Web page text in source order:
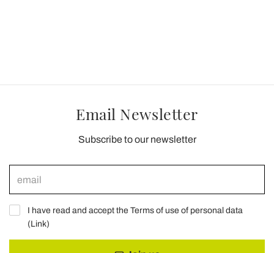
Email Newsletter
Subscribe to our newsletter
I have read and accept the Terms of use of personal data
(Link)